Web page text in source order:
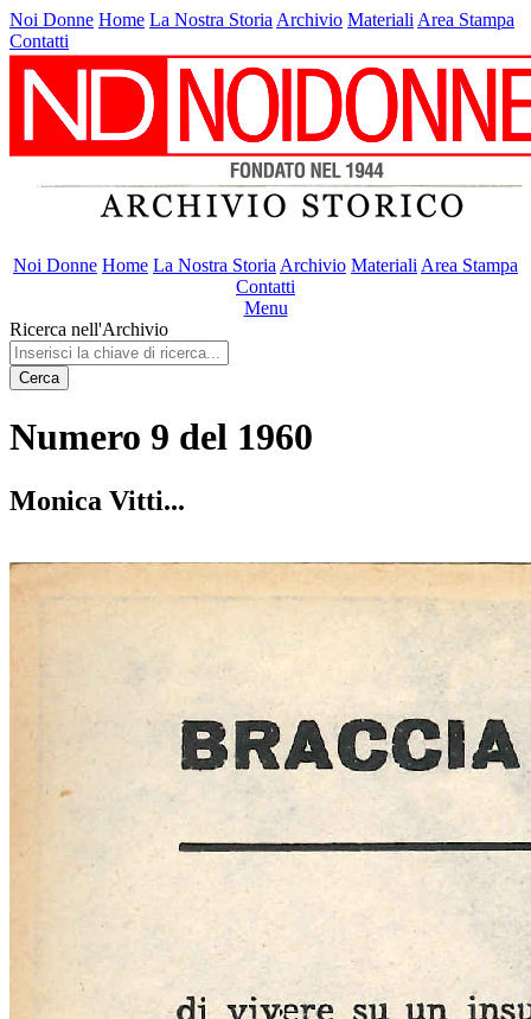
Noi Donne Home La Nostra Storia Archivio Materiali Area Stampa
Contatti
Noi Donne Home La Nostra Storia Archivio Materiali Area Stampa
Contatti
Menu
Ricerca nell'Archivio
Cerca
Numero 9 del 1960
Monica Vitti...